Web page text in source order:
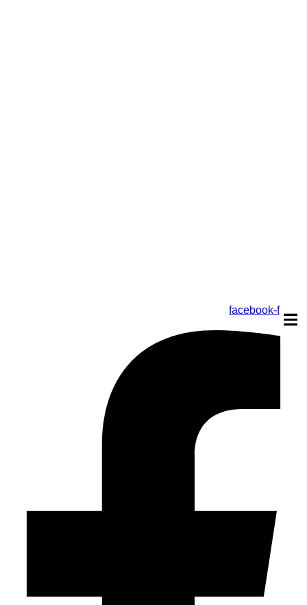
facebook-f